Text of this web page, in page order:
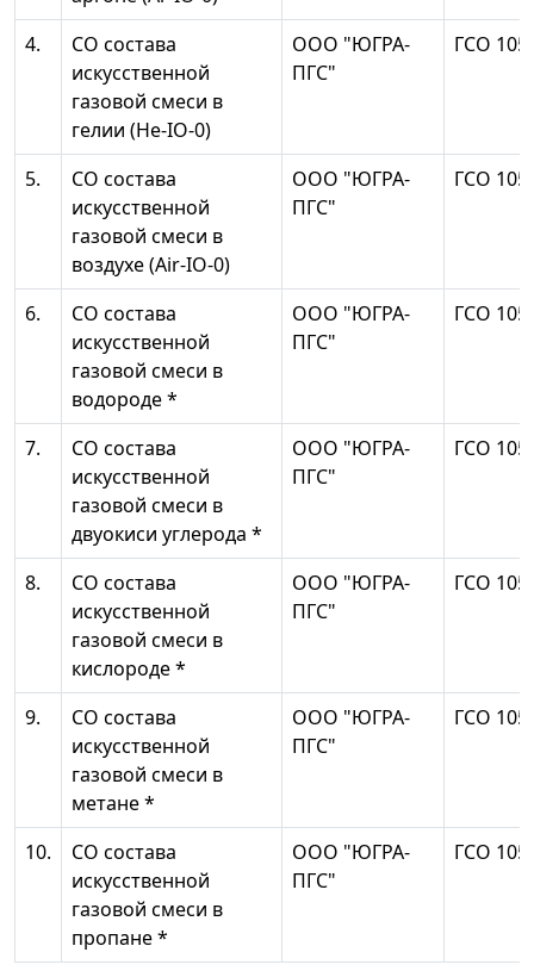
4.
СО состава
искусственной
газовой смеси в
гелии (Не-IO-0)
ООО "ЮГРА-
ПГС"
ГСО
5.
СО состава
искусственной
газовой смеси в
воздухе (Air-IO-0)
ООО "ЮГРА-
ПГС"
ГСО
6.
СО состава
искусственной
газовой смеси в
водороде *
ООО "ЮГРА-
ПГС"
ГСО
7.
СО состава
искусственной
газовой смеси в
двуокиси углерода *
ООО "ЮГРА-
ПГС"
ГСО
8.
СО состава
искусственной
газовой смеси в
кислороде *
ООО "ЮГРА-
ПГС"
ГСО
9.
СО состава
искусственной
газовой смеси в
метане *
ООО "ЮГРА-
ПГС"
ГСО
10.
СО состава
искусственной
газовой смеси в
пропане *
ООО "ЮГРА-
ПГС"
ГСО